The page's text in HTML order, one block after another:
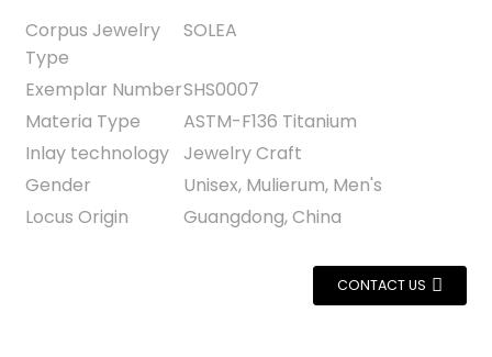
Corpus Jewelry
Type
SOLEA
Exemplar NumberSHS0007
Materia Type
ASTM-F136 Titanium
Inlay technology Jewelry Craft
Gender
Unisex, Mulierum, Men's
Locus Origin
Guangdong, China
CONTACT US